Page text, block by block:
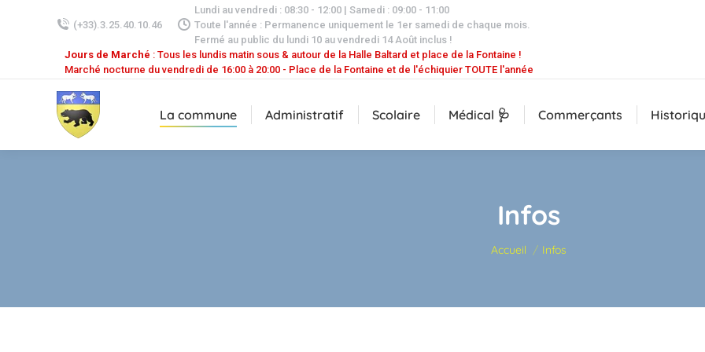
(+33).3.25.40.10.46
Lundi au vendredi : 08:30 - 12:00 | Samedi : 09:00 - 11:00
Toute l'année : Permanence uniquement le 1er samedi de chaque mois.
Fermé au public du lundi 10 au vendredi 14 Août inclus !
Jours de Marché : Tous les lundis matin sous & autour de la Halle Baltard et place de la Fontaine !
Marché nocturne du vendredi de 16:00 à 20:00 - Place de la Fontaine et de l'échiquier TOUTE l'année
La commune Administratif Scolaire Médical 🩺 Commerçants
Infos
Vous êtes ici :
Accueil Infos